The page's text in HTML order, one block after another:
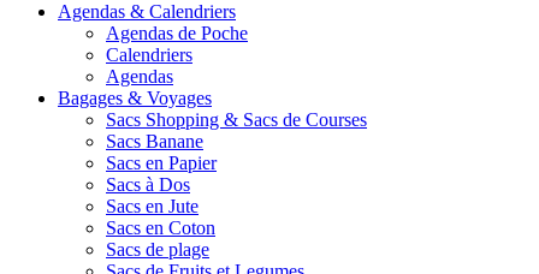
Agendas & Calendriers
Agendas de Poche
Calendriers
Agendas
Bagages & Voyages
Sacs Shopping & Sacs de Courses
Sacs Banane
Sacs en Papier
Sacs à Dos
Sacs en Jute
Sacs en Coton
Sacs de plage